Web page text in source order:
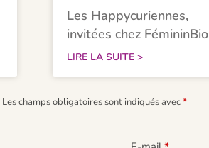
Les Happycuriennes,
invitées chez FémininBio
LIRE LA SUITE >
Les champs obligatoires sont indiqués avec*